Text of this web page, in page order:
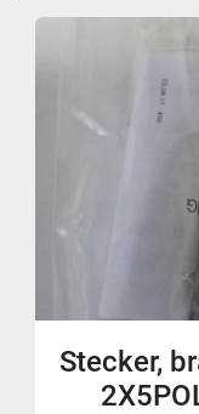
700-